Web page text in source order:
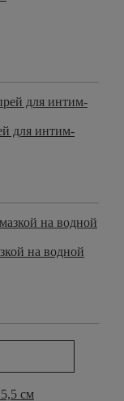
для интим-
на водной